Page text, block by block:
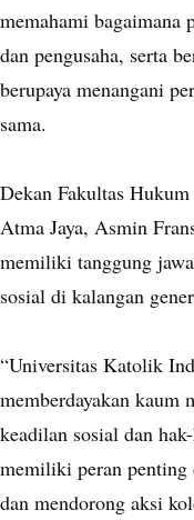
memahami bagaimana
dan pengusaha, serta
berupaya menangani
sama.
Dekan Fakultas
Atma Jaya, Asmin
memiliki tanggung
sosial di kalangan
“Universitas Katolik
memberdayakan kaum
keadilan sosial dan
memiliki peran penting
dan mendorong aksi